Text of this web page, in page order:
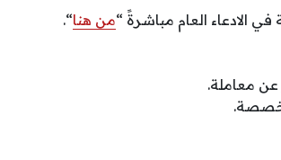
الادعاء العام مباشرةً “من هنا“.
عن معاملة.